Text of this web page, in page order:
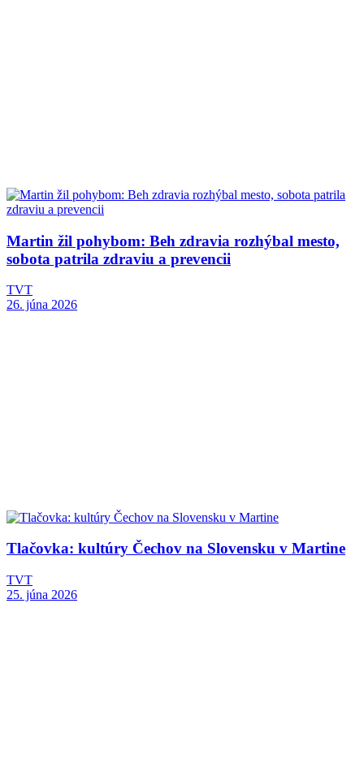
Martin žil pohybom: Beh zdravia rozhýbal mesto,
sobota patrila zdraviu a prevencii
TVT
26. júna 2026
Tlačovka: kultúry Čechov na Slovensku v Martine
TVT
25. júna 2026